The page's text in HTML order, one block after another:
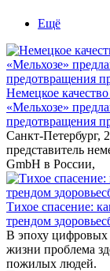
Ещё
Немецкое
«Мельхозе»
предотвращения
Санкт-Петербург,
представитель
GmbH в России,
Тихое спасение:
трендом
В эпоху цифровых
жизни проблема
пожилых людей.